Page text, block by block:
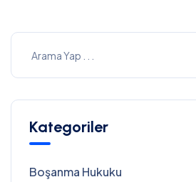
Kategoriler
Boşanma Hukuku